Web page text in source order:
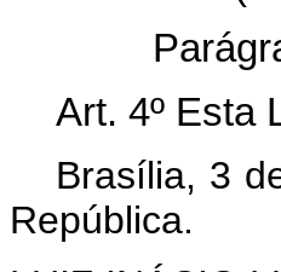
Art. 4º Esta
Brasília, 3
República.